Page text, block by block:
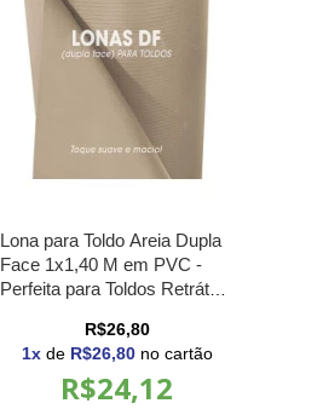
Lona para Toldo Areia Dupla
Face 1x1,40 M em PVC -
Perfeita para Toldos Retráteis
R$26,80
1xde R$26,80no cartão
R$24,12